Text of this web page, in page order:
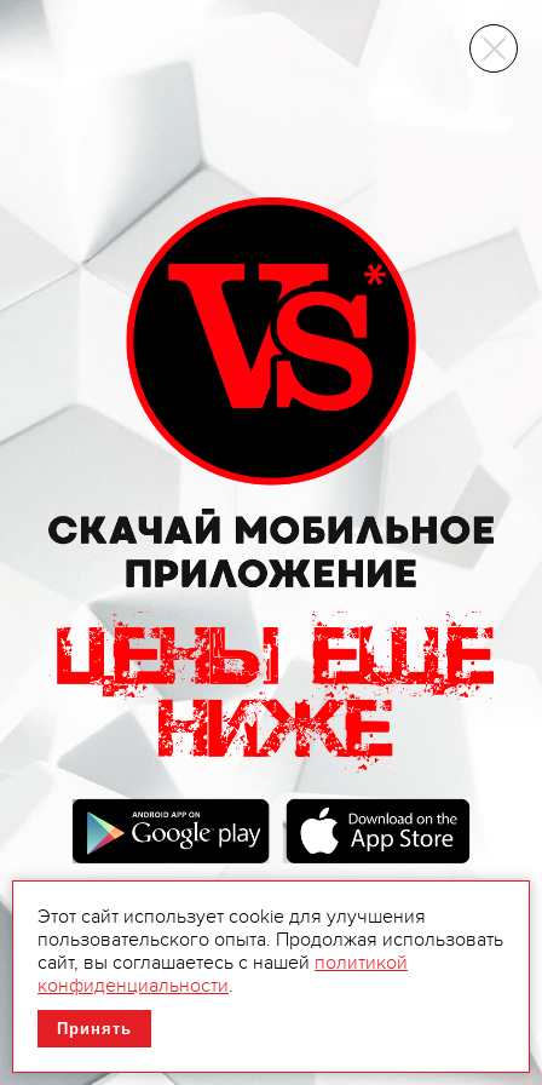
ВИННЫЙ СКЛАД
Этот сайт использует cookie для улучшения
пользовательского опыта. Продолжая использовать
сайт, вы соглашаетесь с нашей политикой
конфиденциальности.
Принять